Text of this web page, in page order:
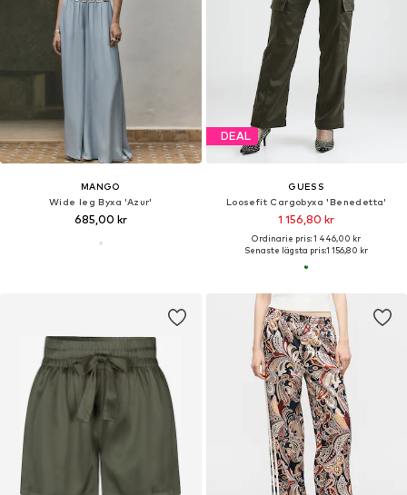
MANGO
Wide leg Byxa 'Azur'
685,00 kr
DEAL
GUESS
Loosefit Cargobyxa 'Benedetta'
1 156,80 kr
Ordinarie pris: 1 446,00 kr
Senaste lägsta pris:1 156,80 kr